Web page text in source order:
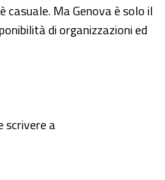
casuale. Ma Genova è solo il
di organizzazioni ed
scrivere a